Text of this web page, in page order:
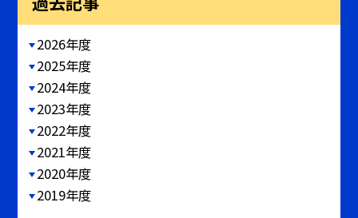
2026年度
2025年度
2024年度
2023年度
2022年度
2021年度
2020年度
2019年度